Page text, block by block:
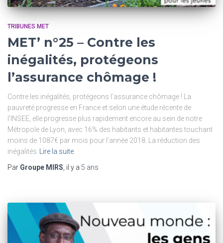
TRIBUNES MET
MET’ n°25 – Contre les
inégalités, protégeons
l’assurance chômage !
Contre les inégalités, protégeons l’assurance chômage ! La
pauvreté progresse en France et selon une étude récente de
l’INSEE, elle progresse plus rapidement encore au sein de notre
Métropole de Lyon, avec 16% des habitants et habitantes touchant
moins de 1087€ par mois pour l’année 2018. La réduction des
inégalités Lire la suite
Par Groupe MIRS, il y a 5 ans